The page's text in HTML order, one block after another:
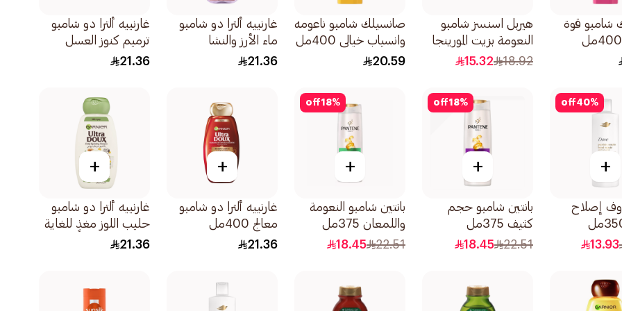
شامبو قوة
هيربل اسنسز شامبو
النعومة بزيت المورينجا
الذهبي 400مل
18.92
15.32
صانسيلك شامبو ناعومه
وانسياب خيالى 400مل
20.59
غارنييه ألترا دو شامبو
ماء الأرز والنشا
400مل
21.36
غارنييه ألترا دو شامبو
ترميم كنوز العسل
400مل
21.36
40%
off
+
إصلاح
13.93
18%
off
+
بانتين شامبو حجم
كثيف 375مل
22.51
18.45
18%
off
+
بانتين شامبو النعومة
واللمعان 375مل
22.51
18.45
+
غارنييه ألترا دو شامبو
معالج 400مل
21.36
+
غارنييه ألترا دو شامبو
حليب اللوز مغذٍ للغاية
400مل
21.36